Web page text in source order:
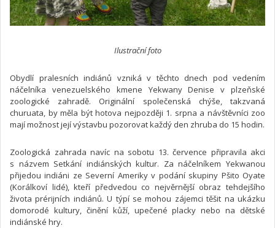
Ilustrační foto
Obydlí pralesních indiánů vzniká v těchto dnech pod vedením
náčelníka venezuelského kmene Yekwany Denise v plzeňské
zoologické zahradě. Originální společenská chýše, takzvaná
churuata, by měla být hotova nejpozději 1. srpna a návštěvníci zoo
mají možnost její výstavbu pozorovat každý den zhruba do 15 hodin.
Zoologická zahrada navíc na sobotu 13. července připravila akci
s názvem Setkání indiánských kultur. Za náčelníkem Yekwanou
přijedou indiáni ze Severní Ameriky v podání skupiny Pšito Oyate
(Korálkoví lidé), kteří předvedou co nejvěrnější obraz tehdejšího
života prérijních indiánů. U týpí se mohou zájemci těšit na ukázku
domorodé kultury, činění kůží, upečené placky nebo na dětské
indiánské hry.